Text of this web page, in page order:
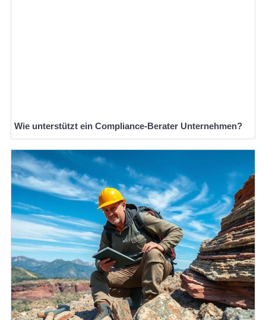
Wie unterstützt ein Compliance-Berater Unternehmen?